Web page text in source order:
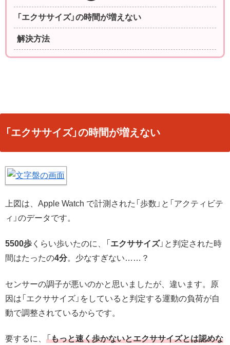
「エクササイズ」の時間が増えない
解決方法
「エクササイズ」の時間が増えない
上図は、Apple Watch で計測された「歩数」と「アクティビテ
ィ」のデータです。
5500歩 くらい歩いたのに、「 エクササイズ」と判定された時
間はたったの4分。少なすぎない……？
センサーの調子が悪いのかと思いましたが、違います。原
因は「エクササイズ」をしていると判定する運動の負荷が自
動で調整されているからです。
要するに、 「もっと速く歩かないとエクササイズとは認めな